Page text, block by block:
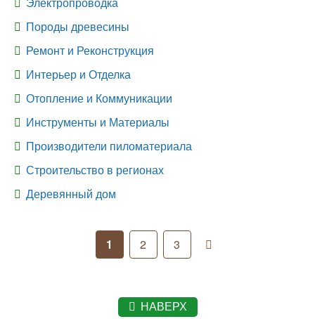
Породы древесины
Ремонт и Реконструкция
Интерьер и Отделка
Отопление и Коммуникации
Инструменты и Материалы
Производители пиломатериала
Строительство в регионах
Деревянный дом
1 2 3
НАВЕРХ